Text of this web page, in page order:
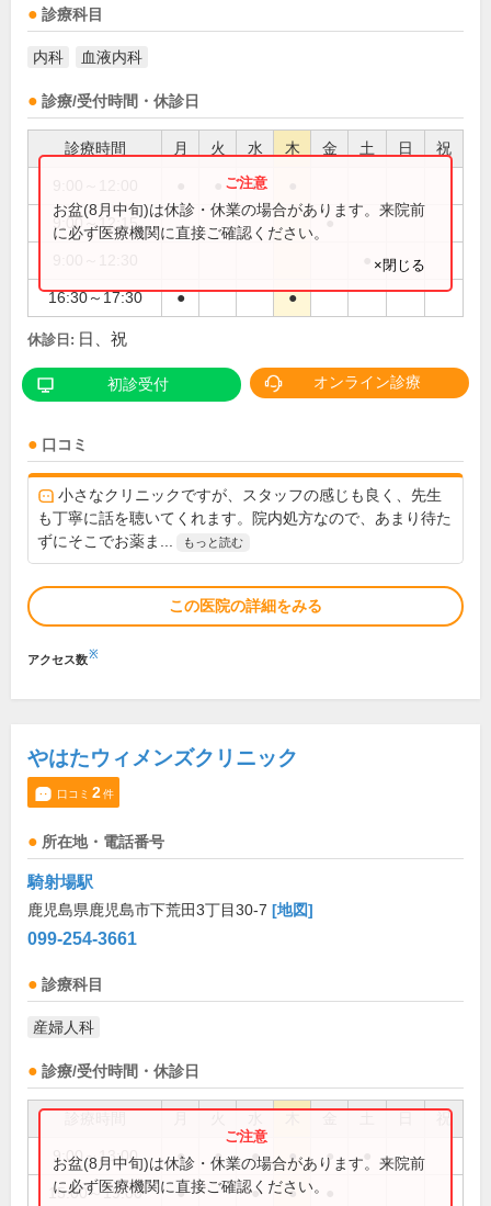
診療科目
内科 血液内科
診療/受付時間・休診日
診療時間 月 火 水 木 金 土 日 祝
●
9:00～12:15 ●
16:30～17:30 ● ●
お盆(8月中旬)は休診・休業の場合があります。来院前
に必ず医療機関に直接ご確認ください。
×閉じる
休診日: 日、祝
初診受付 オンライン診療
口コミ
小さなクリニックですが、スタッフの感じも良く、先生
も丁寧に話を聴いてくれます。院内処方なので、あまり待た
ずにそこでお薬ま...
もっと読む
この医院の詳細をみる
アクセス数※
やはたウィメンズクリニック
口コミ 2件
所在地・電話番号
騎射場駅
鹿児島県鹿児島市下荒田3丁目30-7 [地図]
099-254-3661
診療科目
産婦人科
診療/受付時間・休診日
祝
9:00～13:00 ● ● ● ● ●
15:00～19:00 ● ● ●
お盆(8月中旬)は休診・休業の場合があります。来院前
に必ず医療機関に直接ご確認ください。